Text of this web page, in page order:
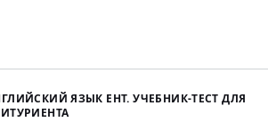
ЯЗЫК ЕНТ. УЧЕБНИК-ТЕСТ ДЛЯ